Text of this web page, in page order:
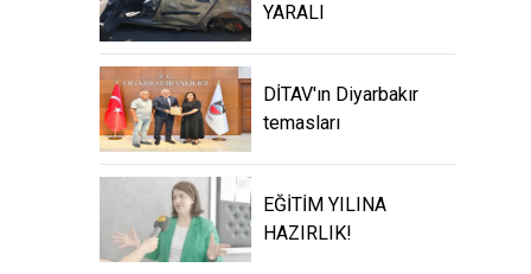
YARALI
DİTAV'ın Diyarbakır
temasları
EĞİTİM YILINA
HAZIRLIK!